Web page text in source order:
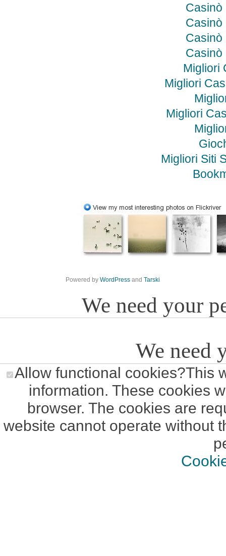
Casinò
Casinò
Casinò
Casinò
Migliori
Migliori
Migliori
Migliori Siti
Powered by WordPress and Tarski
We need your
We need
Allow functional cookies?This
information. These cookies
browser. The cookies are
website cannot operate without